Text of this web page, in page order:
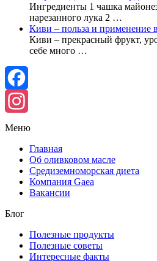
Ингредиенты 1 чашка
нарезанного лука 2 …
Киви – польза и применение
Киви – прекрасный фрукт,
себе много …
Facebook
Instagram
Меню
Главная
Об оливковом масле
Средиземноморская диета
Компания Gaea
Вакансии
Блог
Полезные продукты
Полезные советы
Интересные факты